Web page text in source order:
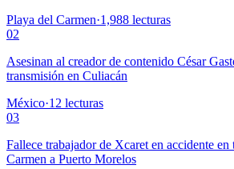
Playa del Carmen·1,988 lecturas
02
Asesinan al creador de contenido César
transmisión en Culiacán
México·12 lecturas
03
Fallece trabajador de Xcaret en accidente en
Carmen a Puerto Morelos